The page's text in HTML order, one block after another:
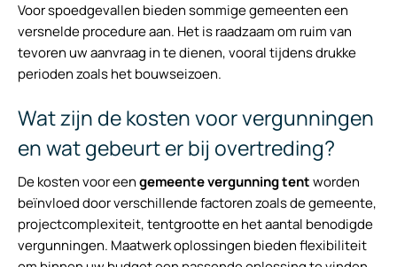
Voor spoedgevallen bieden sommige gemeenten een
versnelde procedure aan. Het is raadzaam om ruim van
tevoren uw aanvraag in te dienen, vooral tijdens drukke
perioden zoals het bouwseizoen.
Wat zijn de kosten voor vergunningen
en wat gebeurt er bij overtreding?
De kosten voor eengemeente vergunning tentworden
beïnvloed door verschillende factoren zoals de gemeente,
projectcomplexiteit, tentgrootte en het aantal benodigde
vergunningen. Maatwerk oplossingen bieden flexibiliteit